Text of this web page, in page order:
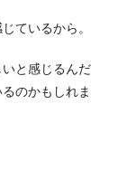
ているから。
と感じるんだ
のかもしれま